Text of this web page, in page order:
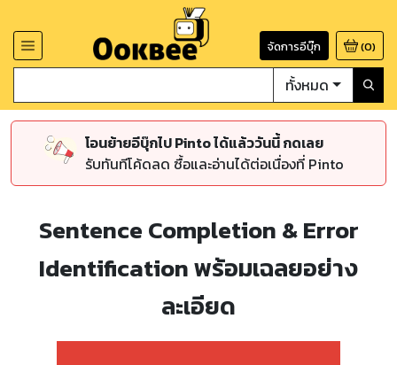
จัดการอีบุ๊ก (0)
ทั้งหมด
โอนย้ายอีบุ๊กไป Pinto ได้แล้ววันนี้ กดเลย
รับทันทีโค้ดลด ซื้อและอ่านได้ต่อเนื่องที่ Pinto
Sentence Completion & Error
Identification พร้อมเฉลยอย่าง
ละเอียด